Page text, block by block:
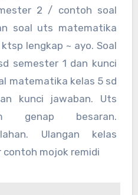
2 / contoh soal
soal uts matematika
lengkap ~ ayo. Soal
semester 1 dan kunci
matematika kelas 5 sd
kunci jawaban. Uts
genap besaran.
Ulangan kelas
mojok remidi